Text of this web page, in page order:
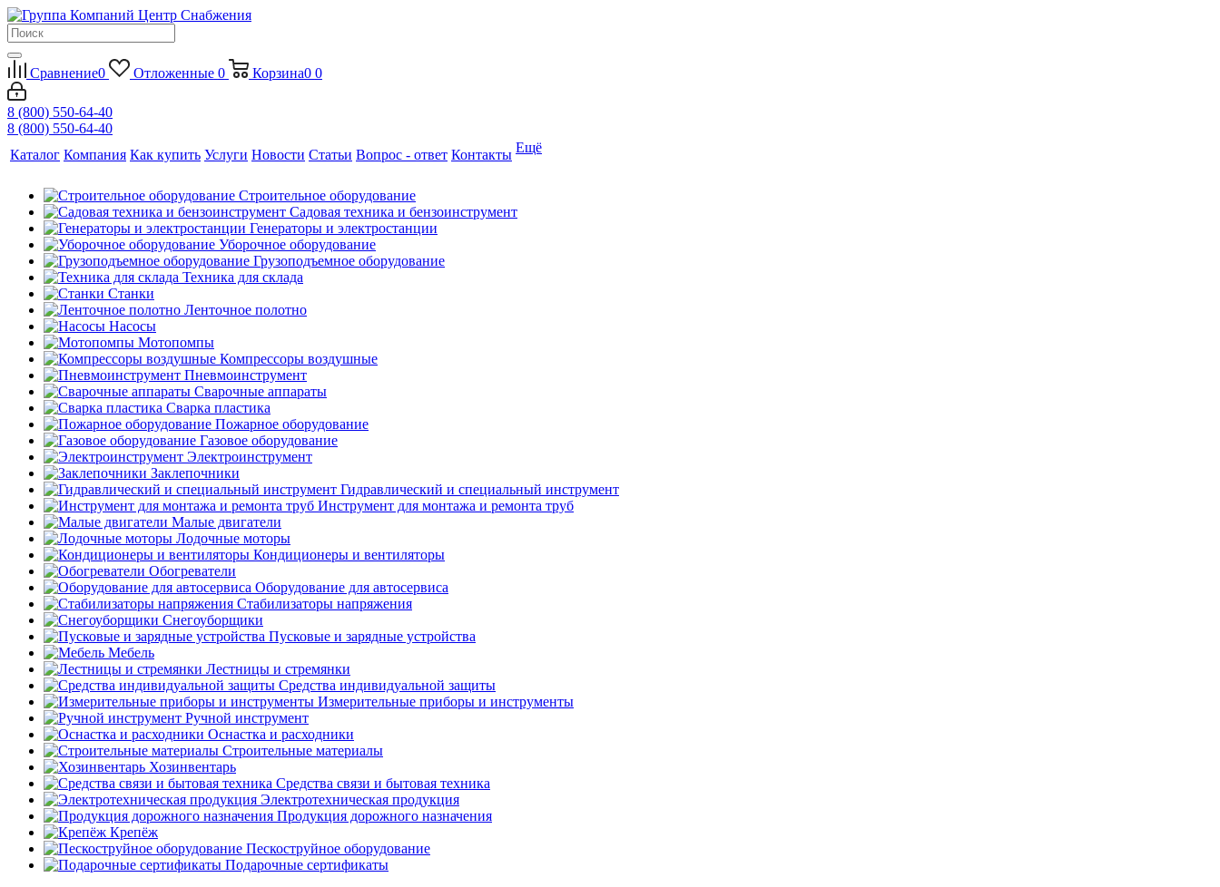
Сравнение0 Отложенные 0 Корзина0 0
8 (800) 550-64-40
8 (800) 550-64-40
Каталог Компания Как купить Услуги Новости Статьи Вопрос - ответ Контакты Ещё
Строительное оборудование
Садовая техника и бензоинструмент
Генераторы и электростанции
Уборочное оборудование
Грузоподъемное оборудование
Техника для склада
Станки
Ленточное полотно
Насосы
Мотопомпы
Компрессоры воздушные
Пневмоинструмент
Сварочные аппараты
Сварка пластика
Пожарное оборудование
Газовое оборудование
Электроинструмент
Заклепочники
Гидравлический и специальный инструмент
Инструмент для монтажа и ремонта труб
Малые двигатели
Лодочные моторы
Кондиционеры и вентиляторы
Обогреватели
Оборудование для автосервиса
Стабилизаторы напряжения
Снегоуборщики
Пусковые и зарядные устройства
Мебель
Лестницы и стремянки
Средства индивидуальной защиты
Измерительные приборы и инструменты
Ручной инструмент
Оснастка и расходники
Строительные материалы
Хозинвентарь
Средства связи и бытовая техника
Электротехническая продукция
Продукция дорожного назначения
Крепёж
Пескоструйное оборудование
Подарочные сертификаты